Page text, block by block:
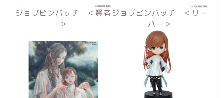
ジョブピンバッチ ＜賢者
＞
ジョブピンバッチ ＜リー
パー＞